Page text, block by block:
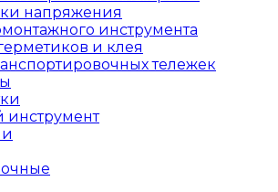
напряжения
инструмента
и клея
тележек
инструмент